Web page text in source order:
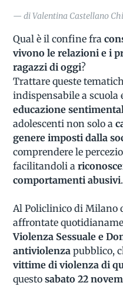
— di Valentina Castellano
Qual è il confine fra
vivono le relazioni e i
ragazzi di oggi?
Trattare queste
indispensabile a
educazione
adolescenti non solo a
genere imposti dalla
comprendere le
facilitandoli a
comportamenti abusivi.
Al Policlinico di Milano
affrontate
Violenza Sessuale e
antiviolenza pubblico,
vittime di violenza di
questosabato 22